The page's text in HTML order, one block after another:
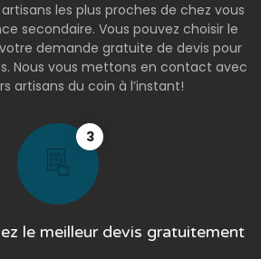
les plus proches de chez vous
secondaire. Vous pouvez choisir le
demande gratuite de devis pour
Nous vous mettons en contact avec
artisans du coin à l’instant!
3
le meilleur devis gratuitement